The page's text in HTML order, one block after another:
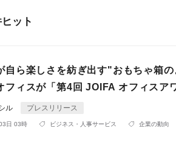
ット
自ら楽しさを紡ぎ出す"おもちゃ箱
フィスが「第4回 JOIFA オフィスア
ル プレスリリース
日 03時 ビジネス・人事サービス 企業の動向